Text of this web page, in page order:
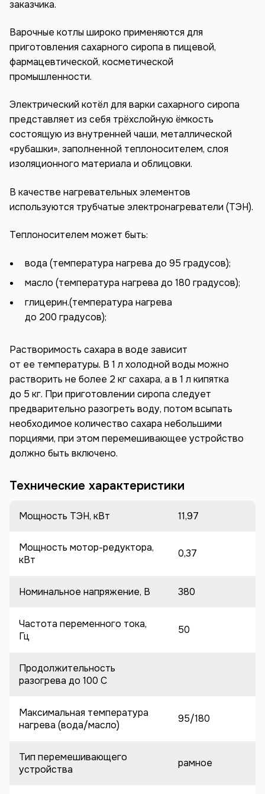
заказчика.
Варочные котлы широко применяются для
приготовления сахарного сиропа в пищевой,
фармацевтической, косметической
промышленности.
Электрический котёл для варки сахарного сиропа
представляет из себя трёхслойную ёмкость
состоящую из внутренней чаши, металлической
«рубашки», заполненной теплоносителем, слоя
изоляционного материала и облицовки.
В качестве нагревательных элементов
используются трубчатые электронагреватели (ТЭН).
Теплоносителем может быть:
вода (температура нагрева до 95 градусов);
масло (температура нагрева до 180 градусов);
глицерин.(температура нагрева
до 200 градусов);
Растворимость сахара в воде зависит
от ее температуры. В 1 л холодной воды можно
растворить не более 2 кг сахара, а в 1 л кипятка
до 5 кг. При приготовлении сиропа следует
предварительно разогреть воду, потом всыпать
необходимое количество сахара небольшими
порциями, при этом перемешивающее устройство
должно быть включено.
Технические характеристики
Мощность ТЭН, кВт 11,97
Мощность мотор-редуктора,
кВт
0,37
Номинальное напряжение, В 380
Частота переменного тока,
Гц
50
Продолжительность
разогрева до 100 C
Максимальная температура
нагрева (вода/масло)
95/180
Тип перемешивающего
устройства
рамное